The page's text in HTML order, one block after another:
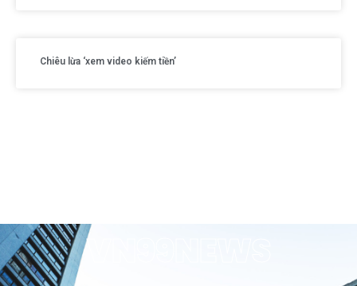
Chiêu lừa ‘xem video kiếm tiền’
VN99NEWS